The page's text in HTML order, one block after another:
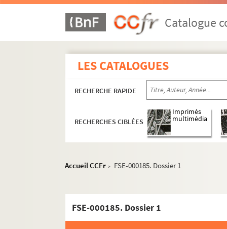
Catalogue
LES CATALOGUES
RECHERCHE RAPIDE
RECHERCHES CIBLÉES
Imprimés
multimédia
Accueil CCFr > FSE-000185. Dossier 1
FSE-000185. Dossier 1
Paris
Vues aériennes et panoramas